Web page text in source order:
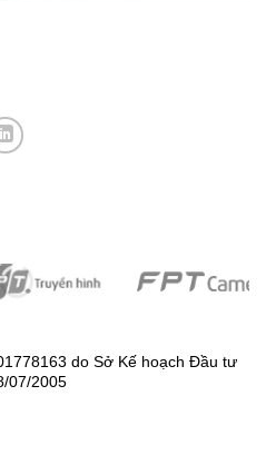
do Sở Kế hoạch Đầu tư
07/2005